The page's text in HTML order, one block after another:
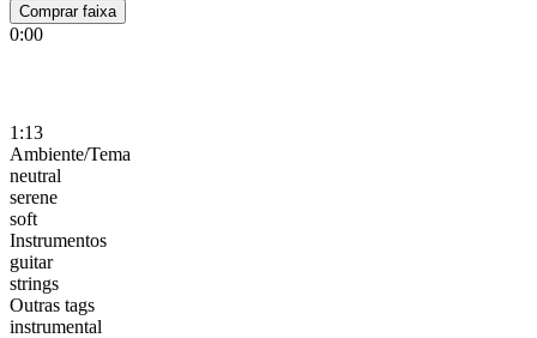
Comprar faixa
0:00
1:13
Ambiente/Tema
neutral
serene
soft
Instrumentos
guitar
strings
Outras tags
instrumental